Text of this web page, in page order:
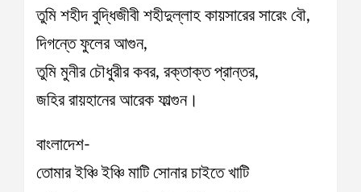
তুমি শহীদ বুদ্ধিজীবী শহীদুল্লাহ কায়সারের সারেং বৌ,
দিগন্তে ফুলের আগুন,
তুমি মুনীর চৌধুরীর কবর, রক্তাক্ত প্রান্তর,
জহির রায়হানের আরেক ফাল্গুন।
বাংলাদেশ-
তোমার ইঞ্চি ইঞ্চি মাটি সোনার চাইতে খাটি